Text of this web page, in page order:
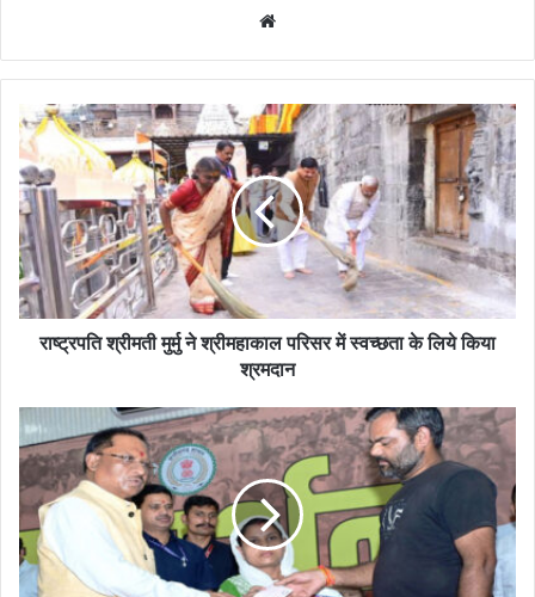
राष्ट्रपति श्रीमती मुर्मु ने श्रीमहाकाल परिसर में स्वच्छता के लिये किया
श्रमदान